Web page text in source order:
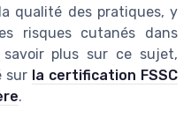
qualité des pratiques, y
risques cutanés dans
plus sur ce sujet,
sur la certification FSSC
.